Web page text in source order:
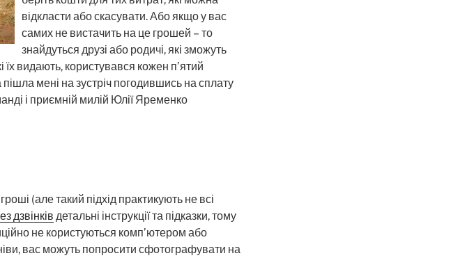
відкласти або скасувати. Або якщо у вас
самих не вистачить на це грошей – то
знайдуться друзі або родичі, які зможуть
видають, користувався кожен п’ятий
мені на зустріч погодившись на сплату
і приємній милій Юлії Яременко
(але такий підхід практикують не всі
дзвінків детальні інструкції та підказки, тому
не користуються комп’ютером або
вас можуть попросити сфотографувати на